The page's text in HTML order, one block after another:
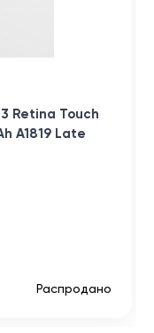
Retina Touch
A1819 Late
Распродано